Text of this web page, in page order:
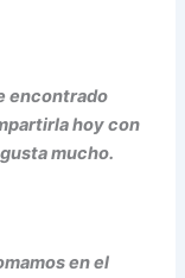
encontrado
hoy con
mucho.
en el